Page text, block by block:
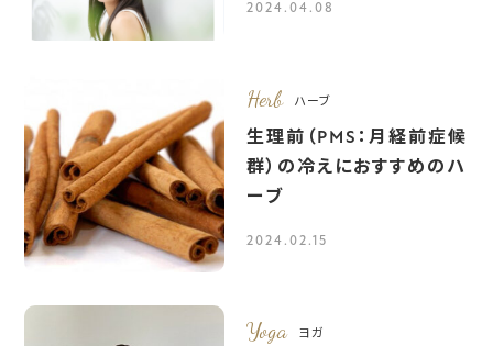
2024.04.08
Herb ハーブ
生理前（PMS：月経前症候
群）の冷えにおすすめのハ
ーブ
2024.02.15
Yoga ヨガ